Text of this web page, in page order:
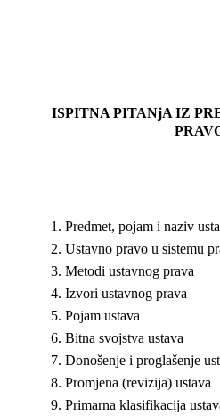
ISPITNA PITANjA IZ
Predmet, pojam i naziv
Ustavno pravo u sistemu
Metodi ustavnog prava
Izvori ustavnog prava
Pojam ustava
Bitna svojstva ustava
Donošenje i proglašenje
Promjena (revizija) ustava
Primarna klasifikacija